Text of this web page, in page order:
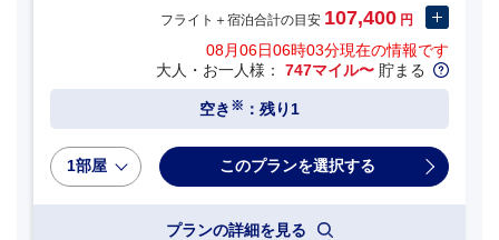
フライト＋宿泊合計の目安 107,400 円
08月06日06時03分現在の情報です
大人・お一人様： 747マイル〜 貯まる
空き ※ ：残り1
1部屋
プランの詳細を見る